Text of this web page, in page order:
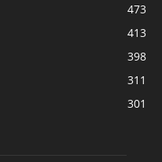
473
413
398
311
301